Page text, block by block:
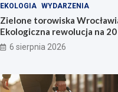
EKOLOGIA WYDARZENIA
Zielone torowiska
Ekologiczna rewolucja na
6 sierpnia 2026